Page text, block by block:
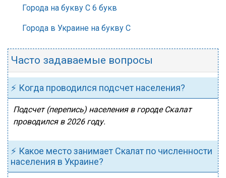
Города на букву С 6 букв
Города в Украине на букву С
Часто задаваемые вопросы
⚡ Когда проводился подсчет населения?
Подсчет (перепись) населения в городе Скалат
проводился в 2026 году.
⚡ Какое место занимает Скалат по численности
населения в Украине?